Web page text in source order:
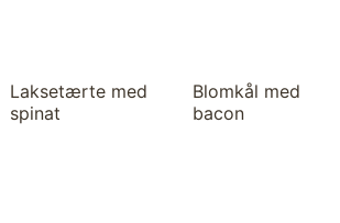
Laksetærte med
spinat
Blomkål med
bacon